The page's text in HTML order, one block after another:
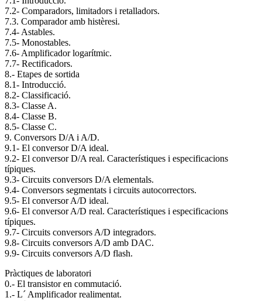
7.2- Comparadors, limitadors i retalladors.
7.3. Comparador amb histèresi.
7.4- Astables.
7.5- Monostables.
7.6- Amplificador logarítmic.
7.7- Rectificadors.
8.- Etapes de sortida
8.1- Introducció.
8.2- Classificació.
8.3- Classe A.
8.4- Classe B.
8.5- Classe C.
9. Conversors D/A i A/D.
9.1- El conversor D/A ideal.
9.2- El conversor D/A real. Característiques i especificacions
típiques.
9.3- Circuits conversors D/A elementals.
9.4- Conversors segmentats i circuits autocorrectors.
9.5- El conversor A/D ideal.
9.6- El conversor A/D real. Característiques i especificacions
típiques.
9.7- Circuits conversors A/D integradors.
9.8- Circuits conversors A/D amb DAC.
9.9- Circuits conversors A/D flash.
Pràctiques de laboratori
0.- El transistor en commutació.
1.- L´ Amplificador realimentat.